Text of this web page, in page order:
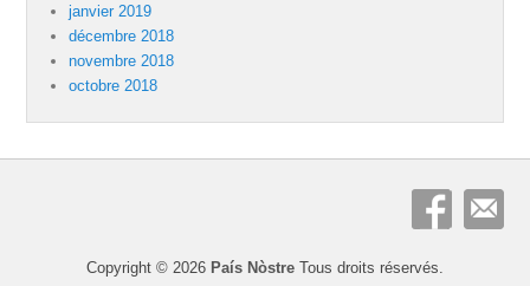
janvier 2019
décembre 2018
novembre 2018
octobre 2018
Copyright © 2026 País Nòstre Tous droits réservés.